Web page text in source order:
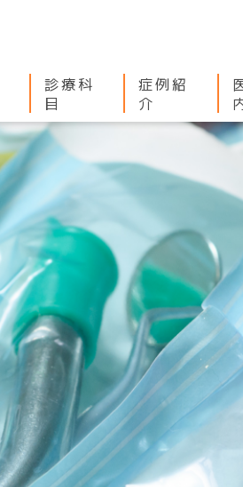
診療科
目
症例紹
介